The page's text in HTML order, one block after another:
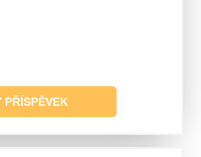
PŘÍSPĚVEK